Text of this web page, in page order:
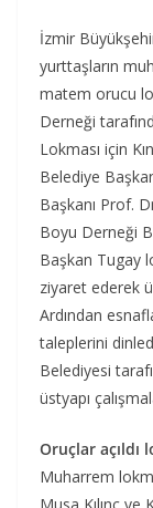
İzmir
yurttaşların
matem orucu
Derneği
Lokması için
Belediye
Başkanı Prof.
Boyu Derneği
Başkan Tugay
ziyaret ederek
Ardından
taleplerini
Belediyesi
üstyapı
Oruçlar açıldı
Muharrem